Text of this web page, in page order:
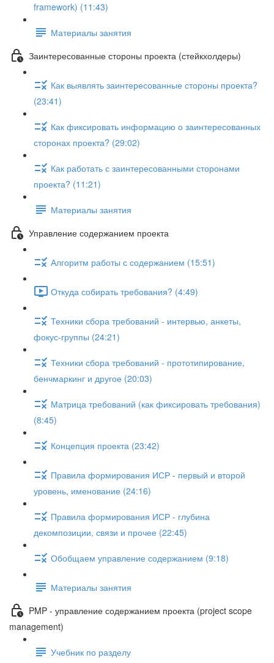
framework) (11:43)
Материалы занятия
Заинтересованные стороны проекта (стейкхолдеры)
Как выявлять заинтересованные стороны проекта?
(23:41)
Как фиксировать информацию о заинтересованных
сторонах проекта? (29:02)
Как работать с заинтересованными сторонами
проекта? (11:21)
Материалы занятия
Управление содержанием проекта
Алгоритм работы с содержанием (15:51)
Откуда собирать требования? (4:49)
Техники сбора требований - интервью, анкеты,
фокус-группы (24:21)
Техники сбора требований - прототипирование,
бенчмаркинг и другое (20:03)
Матрица требований (как фиксировать требования)
(8:45)
Концепция проекта (23:42)
Правила формирования ИСР - первый и второй
уровень, именование (24:16)
Правила формирования ИСР - глубина
декомпозиции, связи и прочее (22:45)
Обобщаем управление содержанием (9:18)
Материалы занятия
PMP - управление содержанием проекта (project scope
management)
Учебник по разделу